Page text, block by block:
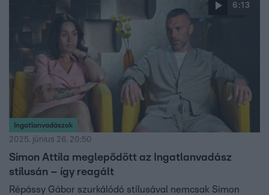
6:13
Ingatlanvadászok
2025. június 26. 20:50
Simon Attila meglepődött az Ingatlanvadász
stílusán – így reagált
Répássy Gábor szurkálódó stílusával nemcsak Simon